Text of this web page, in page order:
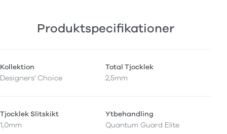
Produktspecifikationer
Kollektion
Designers' Choice
Total Tjocklek
2,5mm
Tjocklek Slitskikt
1,0mm
Ytbehandling
Quantum Guard Elite